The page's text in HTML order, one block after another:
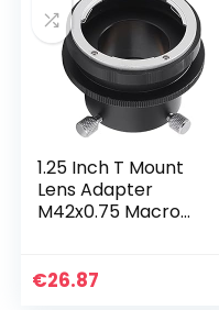
1.25 Inch T Mount
Lens Adapter
M42x0.75 Macro
Nikon F Digitale SLR
€26.87